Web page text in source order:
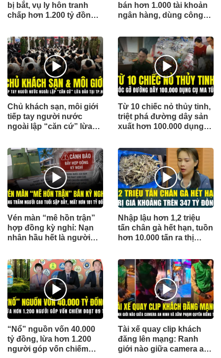
bị bắt, vụ ly hôn tranh
chấp hơn 1.200 tỷ đồng
sao?
bán hơn 1.000 tài khoản
ngân hàng, dùng công
trục lợi
Chủ khách sạn, môi giới
tiếp tay người nước
ngoài lập “căn cứ” lừa
Từ 10 chiếc nỏ thủy tinh,
triệt phá đường dây sản
xuất hơn 100.000 dụng
túy
Vén màn “mê hồn trận”
hợp đồng kỳ nghỉ: Nạn
nhân hầu hết là người
Nhập lậu hơn 1,2 triệu
tấn chân gà hết hạn, tuồn
hơn 10.000 tấn ra thị
“Nổ” nguồn vốn 40.000
tỷ đồng, lừa hơn 1.200
người góp vốn chiếm
Tài xế quay clip khách
đăng lên mạng: Ranh
giới nào giữa camera an